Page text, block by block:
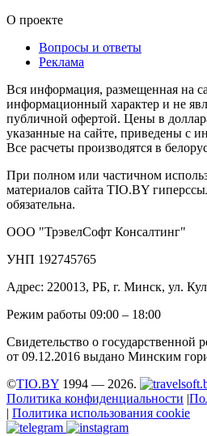
О проекте
Вопросы и ответы
Реклама
Вся информация, размещенная на
информационный характер и не
публичной офертой. Цены в
указанные на сайте, приведены с
Все расчеты производятся в
При полном или частичном
материалов сайта TIO.BY
обязательна.
ООО "ТрэвелСофт Консалтинг"
УНП 192745765
Адрес: 220013, РБ, г. Минск, ул.
Режим работы 09:00 – 18:00
Свидетельство о государственной
от 09.12.2016 выдано Минским
©TIO.BY 1994 — 2026.
Политика конфиденциальности |
| Политика использования cookie